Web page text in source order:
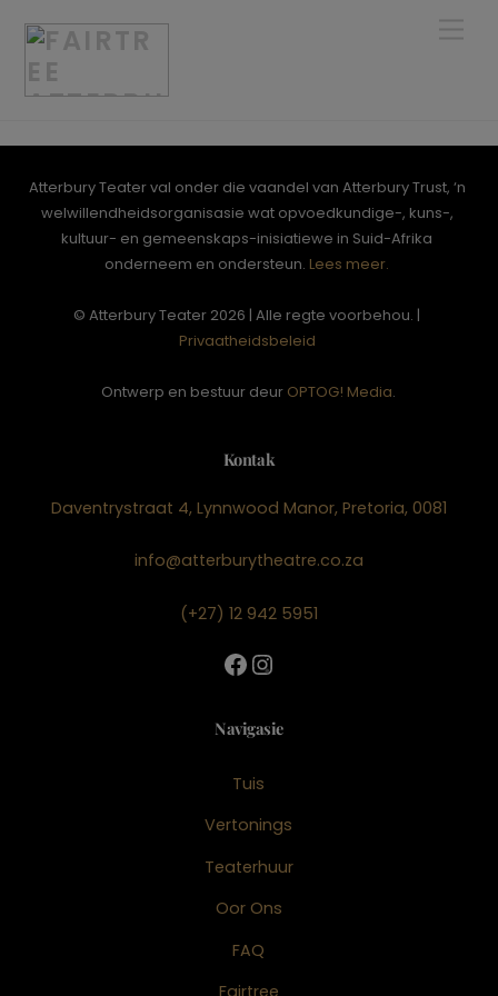
Atterbury Teater val onder die vaandel van Atterbury Trust, ‘n
welwillendheidsorganisasie wat opvoedkundige-, kuns-,
kultuur- en gemeenskaps-inisiatiewe in Suid-Afrika
onderneem en ondersteun. Lees meer.
© Atterbury Teater 2026 | Alle regte voorbehou. |
Privaatheidsbeleid
Ontwerp en bestuur deur OPTOG! Media.
Kontak
Daventrystraat 4, Lynnwood Manor, Pretoria, 0081
info@atterburytheatre.co.za
(+27) 12 942 5951
Facebook
Instagram
Navigasie
Tuis
Vertonings
Teaterhuur
Oor Ons
FAQ